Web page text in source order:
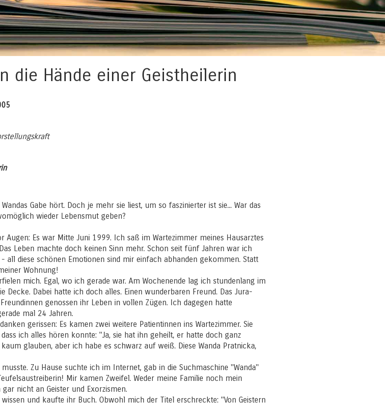
die Hände einer Geistheilerin
Gabe hört. Doch je mehr sie liest, um so faszinierter ist sie... War das
wieder Lebensmut geben?
Es war Mitte Juni 1999. Ich saß im Wartezimmer meines Hausarztes
Leben machte doch keinen Sinn mehr. Schon seit fünf Jahren war ich
all diese schönen Emotionen sind mir einfach abhanden gekommen. Statt
Wohnung!
mich. Egal, wo ich gerade war. Am Wochenende lag ich stundenlang im
Dabei hatte ich doch alles. Einen wunderbaren Freund. Das Jura-
genossen ihr Leben in vollen Zügen. Ich dagegen hatte
mal 24 Jahren.
gerissen: Es kamen zwei weitere Patientinnen ins Wartezimmer. Sie
ich alles hören konnte: "Ja, sie hat ihn geheilt, er hatte doch ganz
glauben, aber ich habe es schwarz auf weiß. Diese Wanda Pratnicka,
Zu Hause suchte ich im Internet, gab in die Suchmaschine "Wanda"
Mir kamen Zweifel. Weder meine Familie noch mein
nicht an Geister und Exorzismen.
und kaufte ihr Buch. Obwohl mich der Titel erschreckte: "Von Geistern